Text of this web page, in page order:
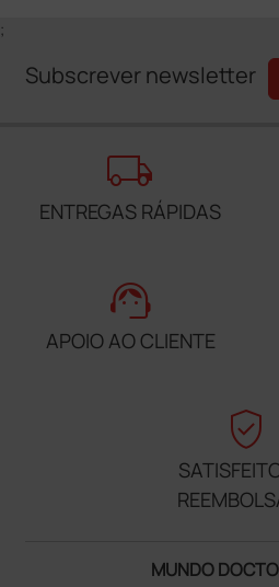
;
Subscrever newsletter
local_shipping
ENTREGAS RÁPIDAS
support_agent
APOIO AO CLIENTE
verified_user
MUNDO